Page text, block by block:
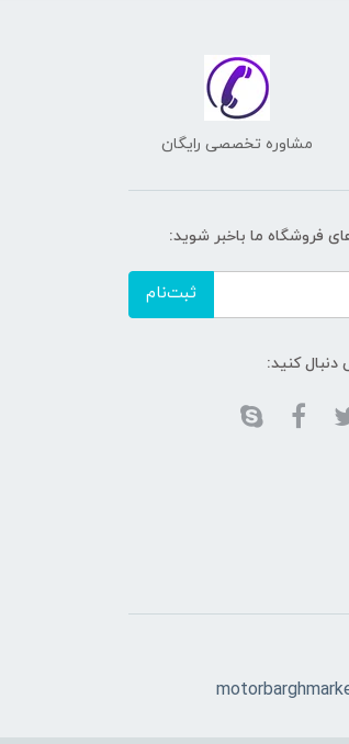
مشاوره تخصصی رایگان
فروشگاه ما باخبر شوید:
ثبت‌نام
دنبال کنید: